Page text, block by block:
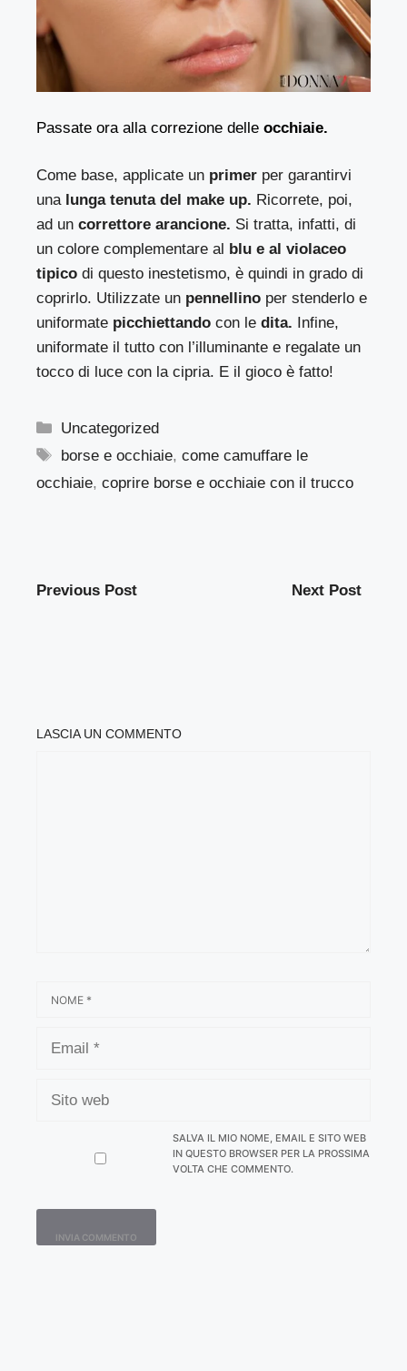
Passate ora alla correzione delleocchiaie.
Come base, applicate un primer per garantirvi
unalunga tenuta del make up. Ricorrete, poi,
ad uncorrettore arancione. Si tratta, infatti, di
un colore complementare al blu e al violaceo
tipico di questo inestetismo, è quindi in grado di
coprirlo. Utilizzate un pennellino per stenderlo e
uniformate picchiettando con ledita. Infine,
uniformate il tutto con l’illuminante e regalate un
tocco di luce con la cipria. E il gioco è fatto!
Categorie
Uncategorized
Tag
borse e occhiaie,come camuffare le
occhiaie, coprire borse e occhiaie con il trucco
Previous Post Next Post
LASCIA UN COMMENTO
WEB
SALVA IL MIO NOME, EMAIL E SITO WEB
IN QUESTO BROWSER PER LA PROSSIMA
VOLTA CHE COMMENTO.